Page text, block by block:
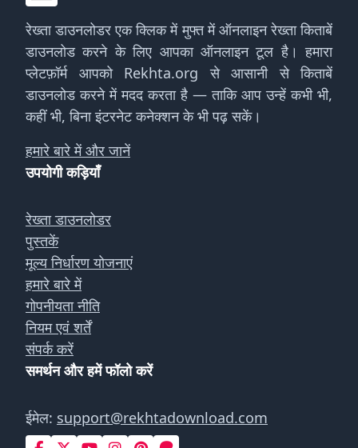
रेख्ता डाउनलोडर एक क्लिक में मुफ्त में ऑनलाइन रेख्ता किताबें
डाउनलोड करने के लिए आपका ऑनलाइन टूल है। हमारा
प्लेटफ़ॉर्म आपको Rekhta.org से आसानी से किताबें
डाउनलोड करने में मदद करता है — ताकि आप उन्हें कभी भी,
कहीं भी, बिना इंटरनेट कनेक्शन के भी पढ़ सकें।
हमारे बारे में और जानें
उपयोगी कड़ियाँ
रेख्ता डाउनलोडर
पुस्तकें
मूल्य निर्धारण योजनाएं
हमारे बारे में
गोपनीयता नीति
नियम एवं शर्तें
संपर्क करें
समर्थन और हमें फॉलो करें
ईमेल: support@rekhtadownload.com